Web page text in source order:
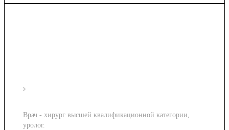
Врач - хирург высшей квалификационной категории,
уролог.